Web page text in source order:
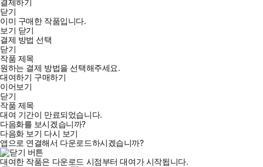
닫기
이미 구매한 작품입니다.
보기 닫기
결제 방법 선택
닫기
작품 제목
원하는 결제 방법을 선택해주세요.
대여하기 구매하기
이어보기
닫기
작품 제목
대여 기간이 만료되었습니다.
다음화를 보시겠습니까?
다음화 보기 다시 보기
앱으로 연결해서 다운로드하시겠습니까?
대여한 작품은 다운로드 시점부터 대여가 시작됩니다.